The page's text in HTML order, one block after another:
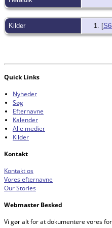
Kilder [
Quick Links
Nyheder
Søg
Efternavne
Kalender
Alle medier
Kilder
Kontakt
Kontakt os
Vores efternavne
Our Stories
Webmaster Besked
Vi gør alt for at dokumentere vores